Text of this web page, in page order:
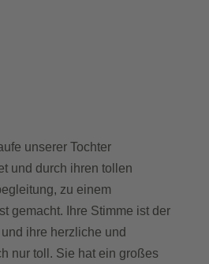
unserer Tochter
und durch ihren tollen
zu einem
gemacht. Ihre Stimme ist der
ihre herzliche und
nur toll. Sie hat ein großes